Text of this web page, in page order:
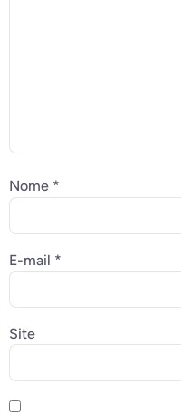
Nome *
E-mail *
Site